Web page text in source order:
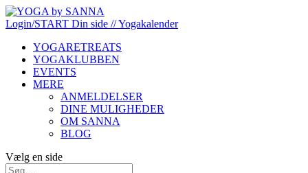
Login/START Din side // Yogakalender
YOGARETREATS
YOGAKLUBBEN
EVENTS
MERE
ANMELDELSER
DINE MULIGHEDER
OM SANNA
BLOG
Vælg en side